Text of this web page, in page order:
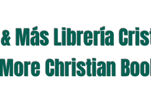
Más Librería
Christian